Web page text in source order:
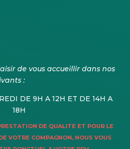
de vous accueillir dans nos
:
DE 9H A 12H ET DE 14H A
18H
DE QUALITE ET POUR LE
VOTRE COMPAGNON, NOUS VOUS